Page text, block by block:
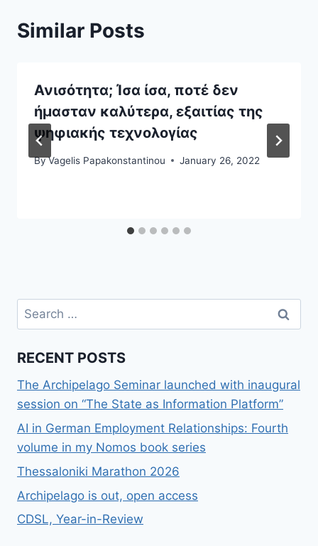
Similar Posts
Ανισότητα; Ίσα ίσα, ποτέ δεν
ήμασταν καλύτερα, εξαιτίας της
ψηφιακής τεχνολογίας
ByVagelis Papakonstantinou January 26, 2022
Search
for:
RECENT POSTS
The Archipelago Seminar launched with inaugural
session on “The State as Information Platform”
AI in German Employment Relationships: Fourth
volume in my Nomos book series
Thessaloniki Marathon 2026
Archipelago is out, open access
CDSL, Year-in-Review